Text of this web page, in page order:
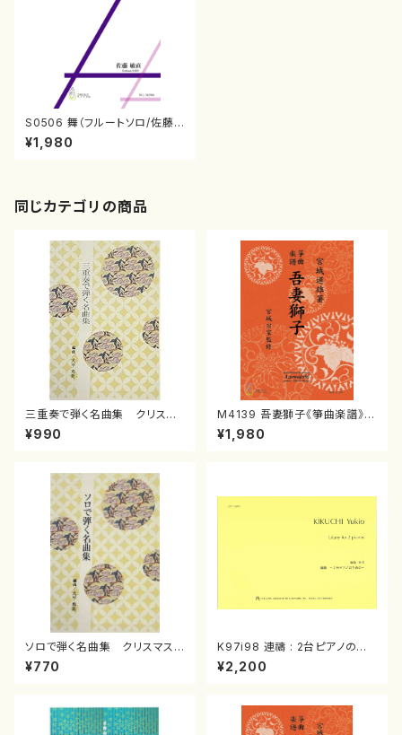
S0506 舞（フルートソロ/佐藤
敏直/楽譜）
¥1,980
同じカテゴリの商品
三重奏で弾く名曲集 クリスマ
スメドレー( 箏2/大平光美 編
曲/楽譜）
¥990
M4139 吾妻獅子《箏曲楽譜》
（箏/宮城道雄著・宮城宗家監修/
箏曲古典楽譜）
¥1,980
ソロで弾く名曲集 クリスマス・
イブ／恋人がサンタクロース(
箏独奏 /大平光美 編曲/楽
¥770
K97i98 連禱 : 2台ピアノのた
めの（2 Pianos / 菊池 幸夫 /
楽譜）
¥2,200